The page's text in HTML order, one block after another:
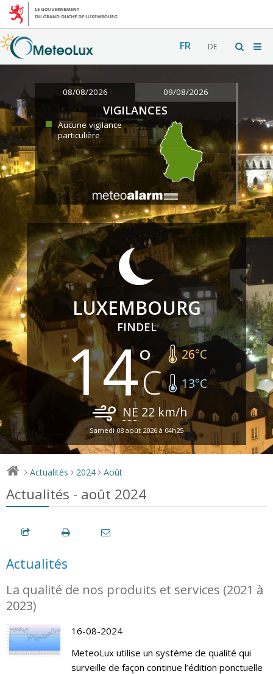
FR DE
08/08/2026 09/08/2026
VIGILANCES
Aucune vigilance
particulière
LUXEMBOURG
FINDEL
14 26°C
13°C
NE 22 km/h
Samedi 08 août 2026 à 04h25
> Actualités > 2024 > Août
Actualités - août 2024
Actualités
La qualité de nos produits et services (2021 à
2023)
16-08-2024
MeteoLux utilise un système de qualité qui
surveille de façon continue l’édition ponctuelle